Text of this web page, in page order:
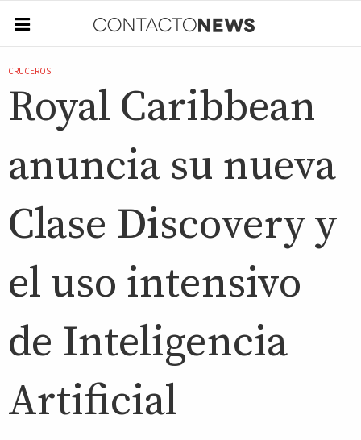
CRUCEROS
Royal Caribbean
anuncia su nueva
Clase Discovery y
el uso intensivo
de Inteligencia
Artificial